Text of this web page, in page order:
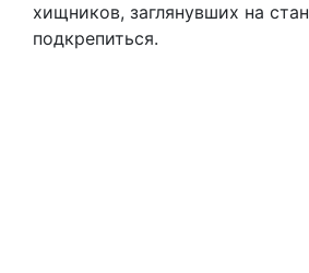
хищников, заглянувших на
подкрепиться.